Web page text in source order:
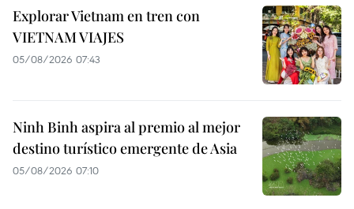
Explorar Vietnam en tren con
VIETNAM VIAJES
05/08/2026 07:43
Ninh Binh aspira al premio al mejor
destino turístico emergente de Asia
05/08/2026 07:10